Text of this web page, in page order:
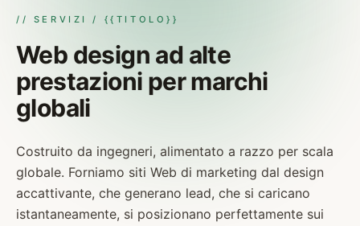
// SERVIZI / {{TITOLO}}
Web design ad alte
prestazioni per marchi
globali
Costruito da ingegneri, alimentato a razzo per scala
globale. Forniamo siti Web di marketing dal design
accattivante, che generano lead, che si caricano
istantaneamente, si posizionano perfettamente sui